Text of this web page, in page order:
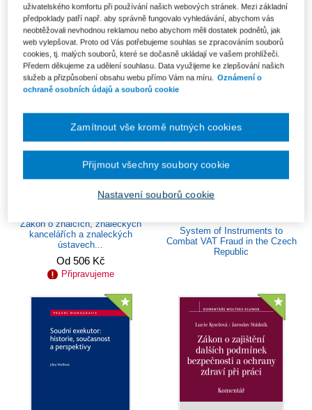
Trestní zákoník (č. 40/2009
Sb.). Komentář. 2. vydání.
Připravujeme
Daňový systém ČR 2026
Od 506 Kč
Připravujeme
Zákon o znalcích, znaleckých
kancelářích a znaleckých
ústavech...
Od 506 Kč
Připravujeme
System of Instruments to
Combat VAT Fraud in the Czech
Republic
uživatelského komfortu při používání našich webových stránek. Mezi základní
předpoklady patří např. aby správně fungovalo vyhledávání, abychom vás
neobtěžovali nevhodnou reklamou nebo abychom měli dostatek podnětů, jak
web vylepšovat. Proto od Vás potřebujeme souhlas se zpracováním souborů
cookies, tj. malých souborů, které se dočasně ukládají ve vašem prohlížeči.
Předem děkujeme za udělení souhlasu. Data využijeme ke zlepšování našich
služeb a přizpůsobení obsahu webu přímo Vám na míru. Oznámení o
ochraně osobních údajů a souborů cookie
Nastavení souborů cookie
Zamítnout vše kromě nutných cookies
Přijmout všechny soubory cookie